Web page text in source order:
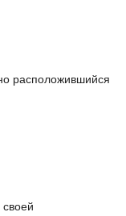
расположившийся
своей